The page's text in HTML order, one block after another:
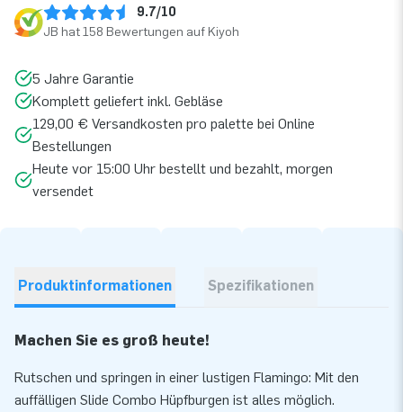
9.7/10
JB hat 158 Bewertungen auf Kiyoh
5 Jahre Garantie
Komplett geliefert inkl. Gebläse
129,00 € Versandkosten pro palette bei Online
Bestellungen
Heute vor 15:00 Uhr bestellt und bezahlt, morgen
versendet
Produktinformationen Spezifikationen
Machen Sie es groß heute!
Rutschen und springen in einer lustigen Flamingo: Mit den
auffälligen Slide Combo Hüpfburgen ist alles möglich.